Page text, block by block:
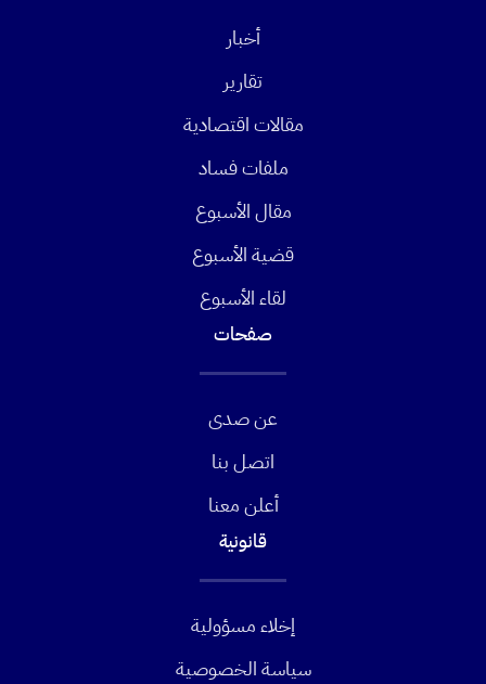
أخبار
تقارير
مقالات اقتصادية
ملفات فساد
مقال الأسبوع
قضية الأسبوع
لقاء الأسبوع
صفحات
عن صدى
اتصل بنا
أعلن معنا
قانونية
إخلاء مسؤولية
سياسة الخصوصية